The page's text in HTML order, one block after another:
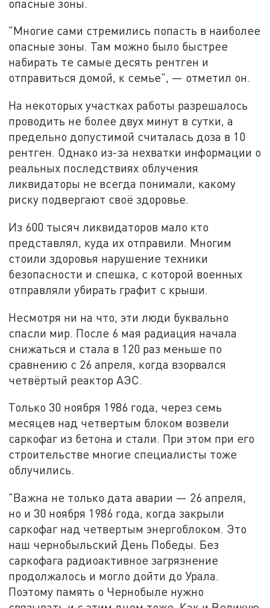
опасные зоны.
"Многие сами стремились попасть в наиболее
опасные зоны. Там можно было быстрее
набирать те самые десять рентген и
отправиться домой, к семье", — отметил он.
На некоторых участках работы разрешалось
проводить не более двух минут в сутки, а
предельно допустимой считалась доза в 10
рентген. Однако из-за нехватки информации о
реальных последствиях облучения
ликвидаторы не всегда понимали, какому
риску подвергают своё здоровье.
Из 600 тысяч ликвидаторов мало кто
представлял, куда их отправили. Многим
стоили здоровья нарушение техники
безопасности и спешка, с которой военных
отправляли убирать графит с крыши.
Несмотря ни на что эти люди буквально
спасли мир. После 6 мая радиация начала
снижаться и стала в 120 раз меньше по
сравнению с 26 апреля, когда взорвался
четвёртый реактор АЭС.
Только 30 ноября 1986 года, через семь
месяцев над четвертым блоком возвели
саркофаг из бетона и стали. При этом при его
строительстве многие специалисты тоже
облучились.
"Важна не только дата аварии — 26 апреля,
но и 30 ноября 1986 года, когда закрыли
саркофаг над четвертым энергоблоком. Это
наш чернобыльский День Победы. Без
саркофага радиоактивное загрязнение
продолжалось и могло дойти до Урала.
Поэтому память о Чернобыле нужно